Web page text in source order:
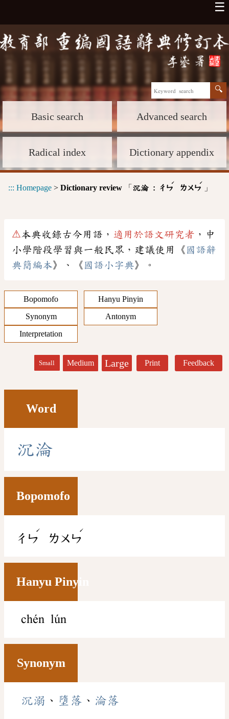
☰
Basic search Advanced search
Radical index Dictionary appendix
::: Homepage > Dictionary review 「 沉淪 : ㄔㄣ
ˊ
ㄌㄨㄣ
ˊ
」
⚠本典收錄古今用語， 適用於語文研究者 ，中
小學階段學習與一般民眾，建議使用《 國語辭
典簡編本》、《 國語小字典》。
Bopomofo
Hanyu Pinyin
Synonym
Antonym
Interpretation
Small Medium Large Print Feedback
Word
沉淪
Bopomofo
ㄔㄣ
ˊ
ㄌㄨㄣ
ˊ
Hanyu Pinyin
chén lún
Synonym
沉溺 、 墮落 、 淪落